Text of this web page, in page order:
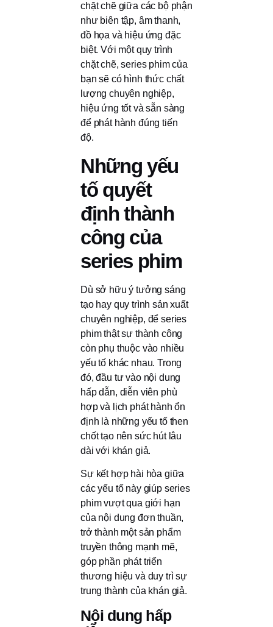
chặt chẽ giữa các bộ phận
như biên tập, âm thanh,
đồ họa và hiệu ứng đặc
biệt. Với một quy trình
chặt chẽ, series phim của
bạn sẽ có hình thức chất
lượng chuyên nghiệp,
hiệu ứng tốt và sẵn sàng
để phát hành đúng tiến
độ.
Những yếu
tố quyết
định thành
công của
series phim
Dù sở hữu ý tưởng sáng
tạo hay quy trình sản xuất
chuyên nghiệp, để series
phim thật sự thành công
còn phụ thuộc vào nhiều
yếu tố khác nhau. Trong
đó, đầu tư vào nội dung
hấp dẫn, diễn viên phù
hợp và lịch phát hành ổn
định là những yếu tố then
chốt tạo nên sức hút lâu
dài với khán giả.
Sự kết hợp hài hòa giữa
các yếu tố này giúp series
phim vượt qua giới hạn
của nội dung đơn thuần,
trở thành một sản phẩm
truyền thông mạnh mẽ,
góp phần phát triển
thương hiệu và duy trì sự
trung thành của khán giả.
Nội dung hấp